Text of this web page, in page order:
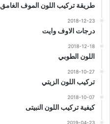
طريقة تركيب اللون الموف الغامق
2018-12-23
درجات الاوف وايت
2018-12-18
اللون الطوبي
2018-10-27
تركيب اللون الزيتي
2018-10-07
كيفية تركيب اللون النبيتى
2019-04-23